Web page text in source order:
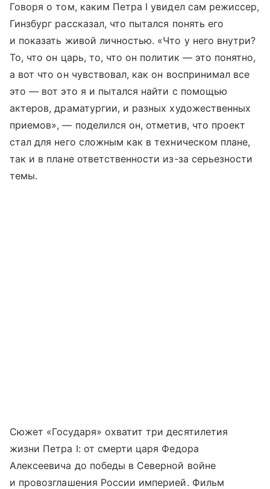
Говоря о том, каким Петра I увидел сам режиссер,
Гинзбург рассказал, что пытался понять его
и показать живой личностью. «Что у него внутри?
То, что он царь, то, что он политик — это понятно,
а вот что он чувствовал, как он воспринимал все
это — вот это я и пытался найти с помощью
актеров, драматургии, и разных художественных
приемов», — поделился он, отметив, что проект
стал для него сложным как в техническом плане,
так и в плане ответственности из-за серьезности
темы.
Сюжет «Государя» охватит три десятилетия
жизни Петра I: от смерти царя Федора
Алексеевича до победы в Северной войне
и провозглашения России империей. Фильм